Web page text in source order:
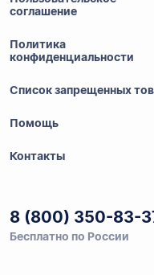
соглашение
Политика
конфиденциальности
Список запрещенных
Помощь
Контакты
8 (800) 350-83-
Бесплатно по России